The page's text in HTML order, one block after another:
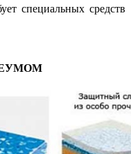
специальных средств